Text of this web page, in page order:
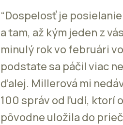
“Dospelosť je
a tam, až kým jeden z
minulý rok vo februári
podstate sa páčil viac
ďalej. Millerová mi
100 správ od ľudí, ktorí
pôvodne uložila do